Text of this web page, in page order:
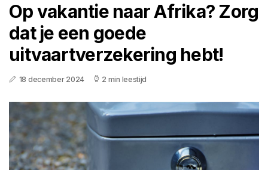
Op vakantie naar Afrika? Zorg
dat je een goede
uitvaartverzekering hebt!
18 december 2024 2 min leestijd